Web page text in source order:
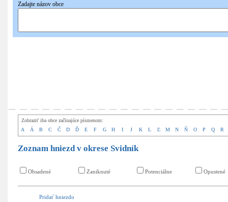
Zadajte názov obce
Zobraziť iba obce začínajúce písmenom:
A
Á B C Č D Ď E F G H I J K L Ľ M N Ň O P Q R
Zoznam hniezd v okrese Svidník
Obsadené Zaniknuté Potenciálne Opustené
Pridať hniezdo